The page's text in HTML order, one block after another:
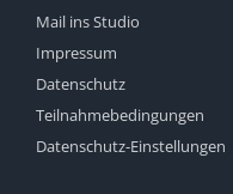
Mail ins Studio
Impressum
Datenschutz
Teilnahmebedingungen
Datenschutz-Einstellungen